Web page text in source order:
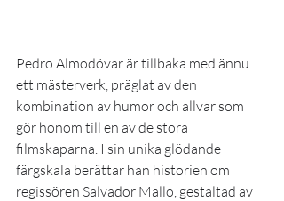
Pedro Almodóvar är tillbaka med ännu
ett mästerverk, präglat av den
kombination av humor och allvar som
gör honom till en av de stora
filmskaparna. I sin unika glödande
färgskala berättar han historien om
regissören Salvador Mallo, gestaltad av